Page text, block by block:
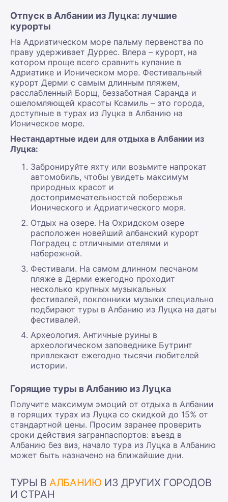
Отпуск в Албании из Луцка: лучшие
курорты
На Адриатическом море пальму первенства по
праву удерживает Дуррес. Влера – курорт, на
котором проще всего сравнить купание в
Адриатике и Ионическом море. Фестивальный
курорт Дерми с самым длинным пляжем,
расслабленный Борщ, беззаботная Саранда и
ошеломляющей красоты Ксамиль – это города,
доступные в турах из Луцка в Албанию на
Ионическое море.
Нестандартные идеи для отдыха в Албании из
Луцка:
Забронируйте яхту или возьмите напрокат
автомобиль, чтобы увидеть максимум
природных красот и
достопримечательностей побережья
Ионического и Адриатического моря.
Отдых на озере. На Охридском озере
расположен новейший албанский курорт
Поградец с отличными отелями и
набережной.
Фестивали. На самом длинном песчаном
пляже в Дерми ежегодно проходит
несколько крупных музыкальных
фестивалей, поклонники музыки специально
подбирают туры в Албанию из Луцка на даты
фестивалей.
Археология. Античные руины в
археологическом заповеднике Бутринт
привлекают ежегодно тысячи любителей
истории.
Горящие туры в Албанию из Луцка
Получите максимум эмоций от отдыха в Албании
в горящих турах из Луцка со скидкой до 15% от
стандартной цены. Просим заранее проверить
сроки действия загранпаспортов: въезд в
Албанию без виз, начало тура из Луцка в Албанию
может быть назначено на ближайшие дни.
ТУРЫ В АЛБАНИЮ ИЗ ДРУГИХ ГОРОДОВ
И СТРАН